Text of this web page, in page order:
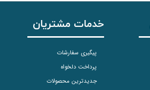
خدمات مشتریان
پیگیری سفارشات
پرداخت دلخواه
جدیدترین محصولات